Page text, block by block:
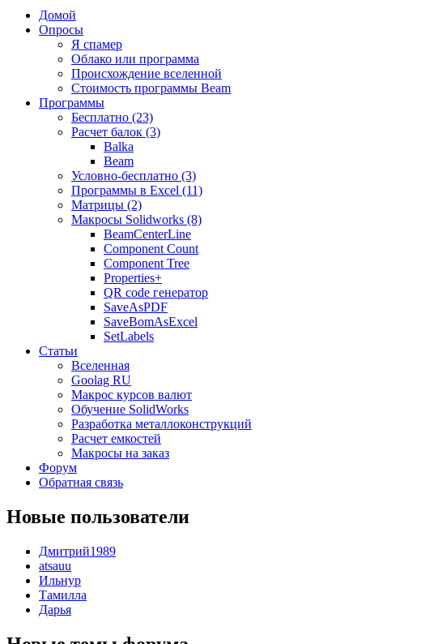
Домой
Опросы
Я спамер
Облако или программа
Происхождение вселенной
Стоимость программы Beam
Программы
Бесплатно (23)
Расчет балок (3)
Balka
Beam
Условно-бесплатно (3)
Программы в Excel (11)
Матрицы (2)
Макросы Solidworks (8)
BeamCenterLine
Component Count
Component Tree
Properties+
QR code генератор
SaveAsPDF
SaveBomAsExcel
SetLabels
Статьи
Вселенная
Goolag RU
Макрос курсов валют
Обучение SolidWorks
Разработка металлоконструкций
Расчет емкостей
Макросы на заказ
Форум
Обратная связь
Новые пользователи
Дмитрий1989
atsauu
Ильнур
Тамилла
Дарья